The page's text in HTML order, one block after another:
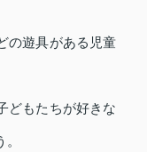
の遊具がある児童
どもたちが好きな